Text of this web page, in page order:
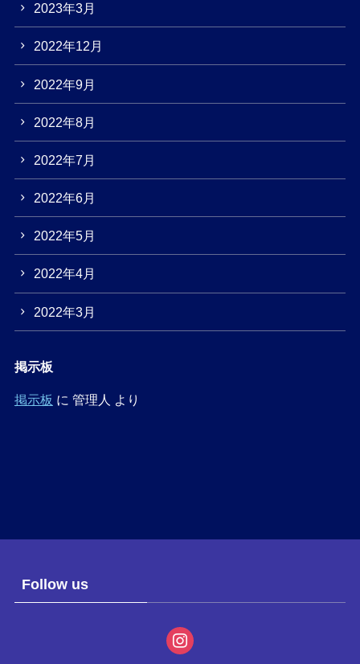
2023年3月
2022年12月
2022年9月
2022年8月
2022年7月
2022年6月
2022年5月
2022年4月
2022年3月
掲示板
掲示板 に 管理人 より
Follow us
instagram